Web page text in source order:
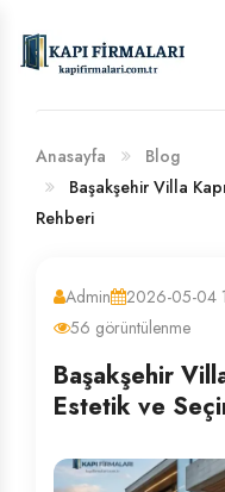
BANKA HESAP
Anasayfa
Blog
Başakşehir Villa
Rehberi
Admin 2026-05-04
56 görüntülenme
Başakşehir
Estetik ve